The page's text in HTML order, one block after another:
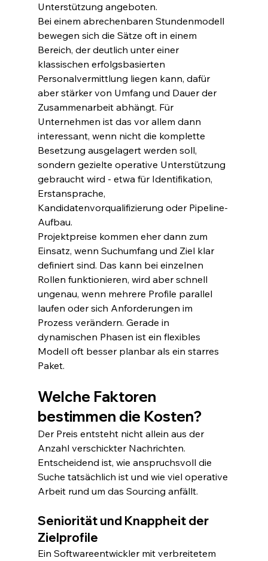
Unterstützung angeboten.
Bei einem abrechenbaren Stundenmodell
bewegen sich die Sätze oft in einem
Bereich, der deutlich unter einer
klassischen erfolgsbasierten
Personalvermittlung liegen kann, dafür
aber stärker von Umfang und Dauer der
Zusammenarbeit abhängt. Für
Unternehmen ist das vor allem dann
interessant, wenn nicht die komplette
Besetzung ausgelagert werden soll,
sondern gezielte operative Unterstützung
gebraucht wird - etwa für Identifikation,
Erstansprache,
Kandidatenvorqualifizierung oder Pipeline-
Aufbau.
Projektpreise kommen eher dann zum
Einsatz, wenn Suchumfang und Ziel klar
definiert sind. Das kann bei einzelnen
Rollen funktionieren, wird aber schnell
ungenau, wenn mehrere Profile parallel
laufen oder sich Anforderungen im
Prozess verändern. Gerade in
dynamischen Phasen ist ein flexibles
Modell oft besser planbar als ein starres
Paket.
Welche Faktoren
bestimmen die Kosten?
Der Preis entsteht nicht allein aus der
Anzahl verschickter Nachrichten.
Entscheidend ist, wie anspruchsvoll die
Suche tatsächlich ist und wie viel operative
Arbeit rund um das Sourcing anfällt.
Seniorität und Knappheit der
Zielprofile
Ein Softwareentwickler mit verbreitetem